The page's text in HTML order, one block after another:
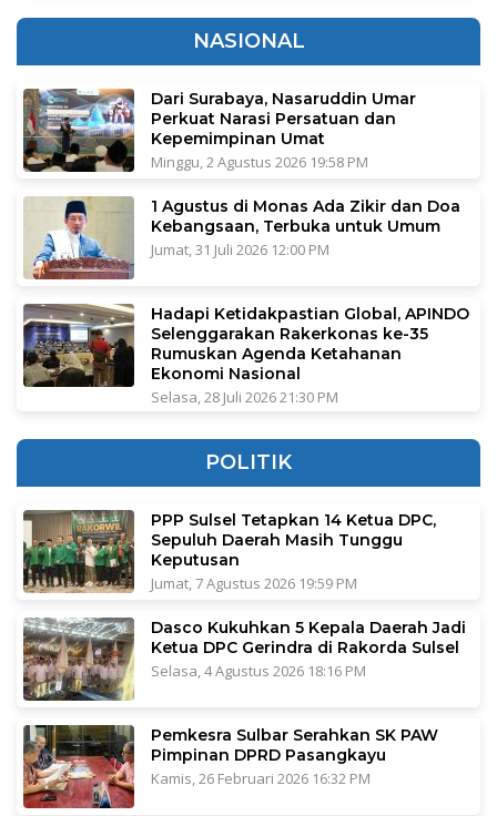
NASIONAL
Dari Surabaya, Nasaruddin Umar
Perkuat Narasi Persatuan dan
Kepemimpinan Umat
Minggu, 2 Agustus 2026 19:58 PM
1 Agustus di Monas Ada Zikir dan Doa
Kebangsaan, Terbuka untuk Umum
Jumat, 31 Juli 2026 12:00 PM
Hadapi Ketidakpastian Global, APINDO
Selenggarakan Rakerkonas ke-35
Rumuskan Agenda Ketahanan
Ekonomi Nasional
Selasa, 28 Juli 2026 21:30 PM
POLITIK
PPP Sulsel Tetapkan 14 Ketua DPC,
Sepuluh Daerah Masih Tunggu
Keputusan
Jumat, 7 Agustus 2026 19:59 PM
Dasco Kukuhkan 5 Kepala Daerah Jadi
Ketua DPC Gerindra di Rakorda Sulsel
Selasa, 4 Agustus 2026 18:16 PM
Pemkesra Sulbar Serahkan SK PAW
Pimpinan DPRD Pasangkayu
Kamis, 26 Februari 2026 16:32 PM